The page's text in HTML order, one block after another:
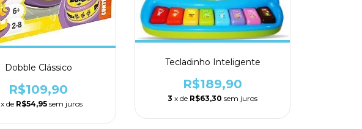
Dobble Clássico
R$109,90
x de R$54,95 sem juros
Tecladinho Inteligente
R$189,90
3 x de R$63,30 sem juros